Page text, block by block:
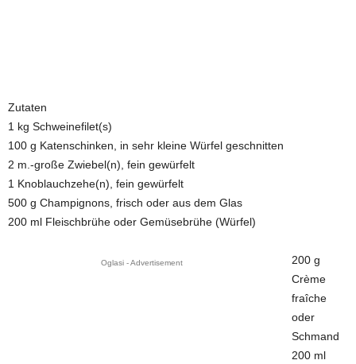
Zutaten
1 kg Schweinefilet(s)
100 g Katenschinken, in sehr kleine Würfel geschnitten
2 m.-große Zwiebel(n), fein gewürfelt
1 Knoblauchzehe(n), fein gewürfelt
500 g Champignons, frisch oder aus dem Glas
200 ml Fleischbrühe oder Gemüsebrühe (Würfel)
Oglasi - Advertisement
200 g
Crème
fraîche
oder
Schmand
200 ml